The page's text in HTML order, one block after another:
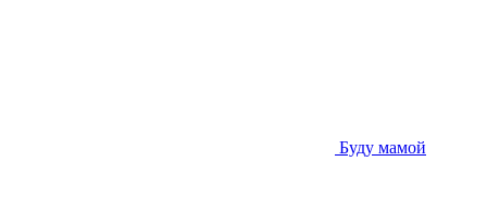
Буду мамой